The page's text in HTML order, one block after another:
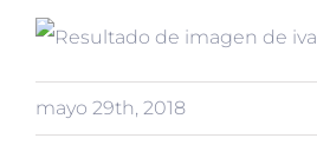
mayo 29th, 2018